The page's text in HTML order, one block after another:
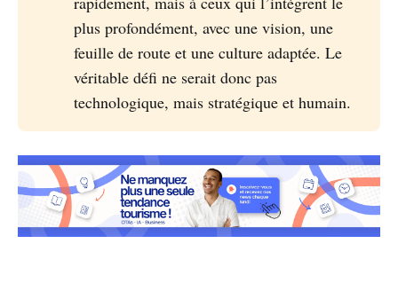
plus profondément, avec une vision, une
feuille de route et une culture adaptée. Le
véritable défi ne serait donc pas
technologique, mais stratégique et humain.